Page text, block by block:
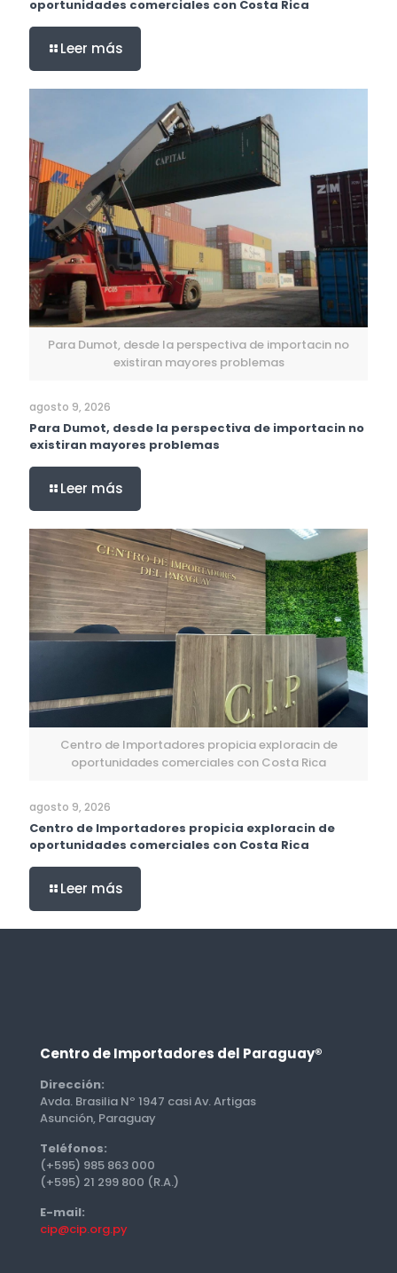
oportunidades comerciales con Costa Rica
Leer más
Para Dumot, desde la perspectiva de importacin no
existiran mayores problemas
agosto 9, 2026
Para Dumot, desde la perspectiva de importacin no
existiran mayores problemas
Leer más
Centro de Importadores propicia exploracin de
oportunidades comerciales con Costa Rica
agosto 9, 2026
Centro de Importadores propicia exploracin de
oportunidades comerciales con Costa Rica
Leer más
Centro de Importadores del Paraguay®
Dirección:
Avda. Brasilia Nº 1947 casi Av. Artigas
Asunción, Paraguay
Teléfonos:
(+595) 985 863 000
(+595) 21 299 800 (R.A.)
E-mail:
cip@cip.org.py